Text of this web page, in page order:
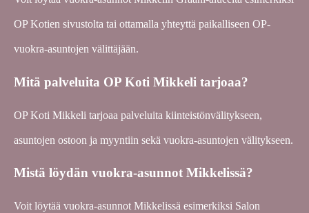
OP Kotien sivustolta tai ottamalla yhteyttä paikalliseen OP-
vuokra-asuntojen välittäjään.
Mitä palveluita OP Koti Mikkeli tarjoaa?
OP Koti Mikkeli tarjoaa palveluita kiinteistönvälitykseen,
asuntojen ostoon ja myyntiin sekä vuokra-asuntojen välitykseen.
Mistä löydän vuokra-asunnot Mikkelissä?
Voit löytää vuokra-asunnot Mikkelissä esimerkiksi Salon